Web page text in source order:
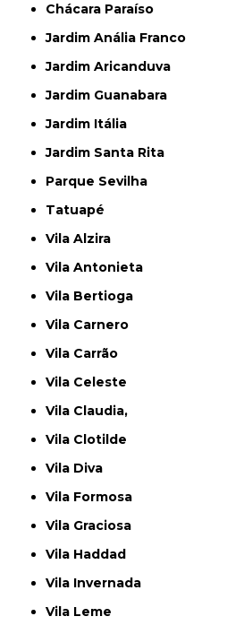
Chácara Paraíso
Jardim Anália Franco
Jardim Aricanduva
Jardim Guanabara
Jardim Itália
Jardim Santa Rita
Parque Sevilha
Tatuapé
Vila Alzira
Vila Antonieta
Vila Bertioga
Vila Carnero
Vila Carrão
Vila Celeste
Vila Claudia,
Vila Clotilde
Vila Diva
Vila Formosa
Vila Graciosa
Vila Haddad
Vila Invernada
Vila Leme